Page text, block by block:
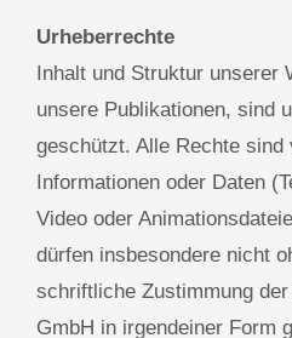
Urheberrechte
Inhalt und Struktur unserer
unsere Publikationen, sind
geschützt. Alle Rechte sind
Informationen oder Daten
Video oder
dürfen insbesondere nicht
schriftliche Zustimmung
GmbH in irgendeiner Form